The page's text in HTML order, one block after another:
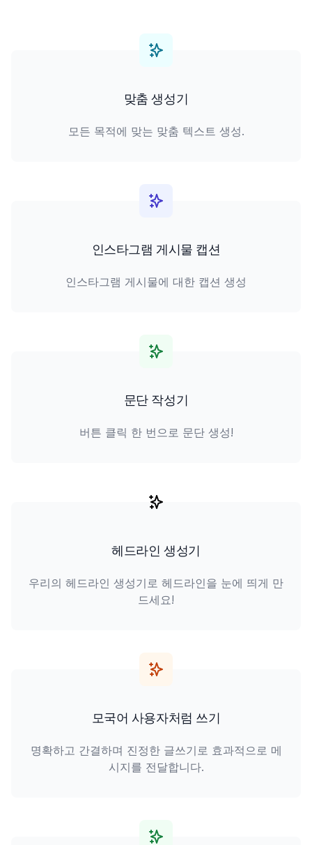
맞춤 생성기
모든 목적에 맞는 맞춤 텍스트 생성.
인스타그램 게시물 캡션
인스타그램 게시물에 대한 캡션 생성
문단 작성기
버튼 클릭 한 번으로 문단 생성!
헤드라인 생성기
우리의 헤드라인 생성기로 헤드라인을 눈에 띄게 만
드세요!
모국어 사용자처럼 쓰기
명확하고 간결하며 진정한 글쓰기로 효과적으로 메
시지를 전달합니다.